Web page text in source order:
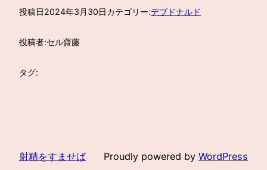
投稿日2024年3月30日カテゴリー:デブドナルド
投稿者:セル齋藤
タグ:
射精をすませば Proudly powered by WordPress